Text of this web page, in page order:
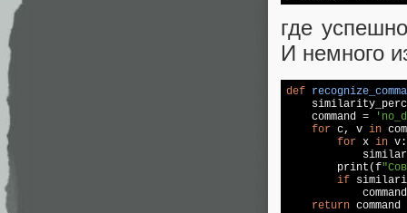
где
И немного
def
    command =
for c, v in
for x in v:
        print(f
if
return command